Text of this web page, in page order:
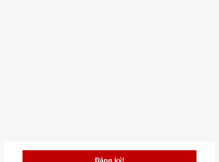
Đăng ký!